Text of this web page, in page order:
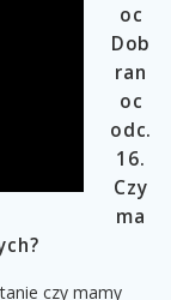
oc
Dob
ran
oc
odc.
16.
Czy
ma
czy mamy